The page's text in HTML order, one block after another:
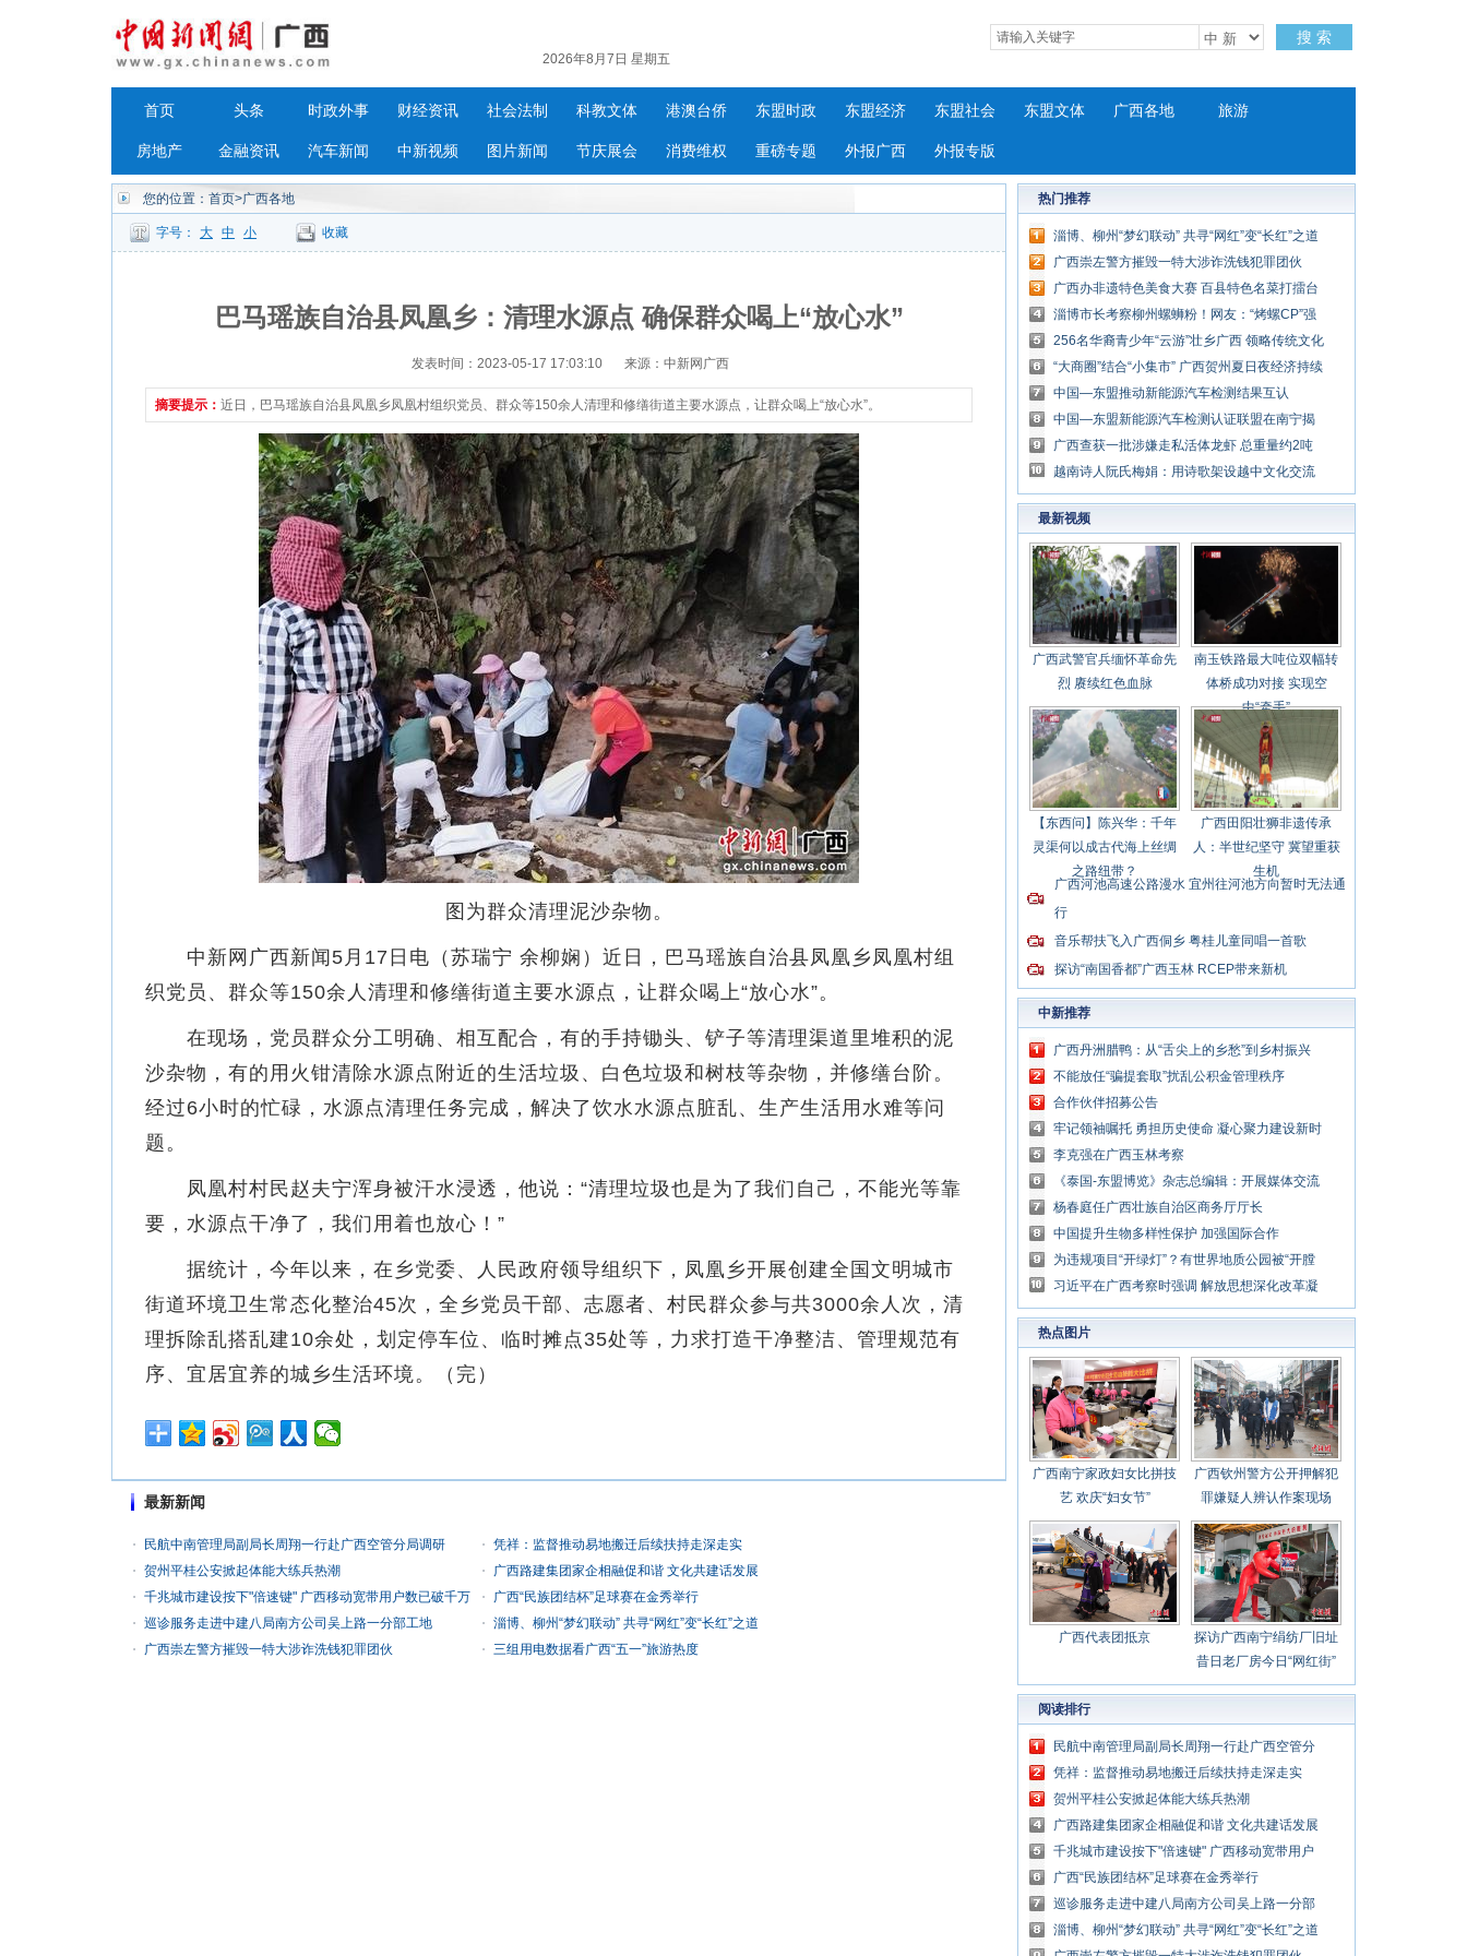
2026年8月7日 星期五
搜 索
首页 头条 时政外事 财经资讯 社会法制 科教文体 港澳台侨 东盟时政 东盟经济 东盟社会 东盟文体 广西各地 旅游
房地产 金融资讯 汽车新闻 中新视频 图片新闻 节庆展会 消费维权 重磅专题 外报广西 外报专版
您的位置： 首页>广西各地
字号： 大 中 小 收藏
巴马瑶族自治县凤凰乡：清理水源点 确保群众喝上“放心水”
发表时间：2023-05-17 17:03:10 来源：中新网广西
摘要提示： 近日，巴马瑶族自治县凤凰乡凤凰村组织党员、群众等150余人清理和修缮街道主要水源点，让群众喝上“放心水”。
图为群众清理泥沙杂物。
中新网广西新闻5月17日电（苏瑞宁 余柳娴）近日，巴马瑶族自治县凤凰乡凤凰村组
织党员、群众等150余人清理和修缮街道主要水源点，让群众喝上“放心水”。
在现场，党员群众分工明确、相互配合，有的手持锄头、铲子等清理渠道里堆积的泥
沙杂物，有的用火钳清除水源点附近的生活垃圾、白色垃圾和树枝等杂物，并修缮台阶。
经过6小时的忙碌，水源点清理任务完成，解决了饮水水源点脏乱、生产生活用水难等问
题。
凤凰村村民赵夫宁浑身被汗水浸透，他说：“清理垃圾也是为了我们自己，不能光等靠
要，水源点干净了，我们用着也放心！”
据统计，今年以来，在乡党委、人民政府领导组织下，凤凰乡开展创建全国文明城市
街道环境卫生常态化整治45次，全乡党员干部、志愿者、村民群众参与共3000余人次，清
理拆除乱搭乱建10余处，划定停车位、临时摊点35处等，力求打造干净整洁、管理规范有
序、宜居宜养的城乡生活环境。（完）
最新新闻
民航中南管理局副局长周翔一行赴广西空管分局调研
凭祥：监督推动易地搬迁后续扶持走深走实
贺州平桂公安掀起体能大练兵热潮
广西路建集团家企相融促和谐 文化共建话发展
千兆城市建设按下"倍速键" 广西移动宽带用户数已破千万
广西“民族团结杯”足球赛在金秀举行
巡诊服务走进中建八局南方公司吴上路一分部工地
淄博、柳州“梦幻联动” 共寻“网红”变“长红”之道
广西崇左警方摧毁一特大涉诈洗钱犯罪团伙
三组用电数据看广西“五一”旅游热度
热门推荐
淄博、柳州“梦幻联动” 共寻“网红”变“长红”之道
广西崇左警方摧毁一特大涉诈洗钱犯罪团伙
广西办非遗特色美食大赛 百县特色名菜打擂台
淄博市长考察柳州螺蛳粉！网友：“烤螺CP”强
势出圈
256名华裔青少年“云游”壮乡广西 领略传统文化
魅力
“大商圈”结合“小集市” 广西贺州夏日夜经济持续
升温
中国—东盟推动新能源汽车检测结果互认
中国—东盟新能源汽车检测认证联盟在南宁揭
牌成立
广西查获一批涉嫌走私活体龙虾 总重量约2吨
越南诗人阮氏梅娟：用诗歌架设越中文化交流
桥梁
最新视频
广西武警官兵缅怀革命先
烈 赓续红色血脉
南玉铁路最大吨位双幅转
体桥成功对接 实现空
中“牵手”
【东西问】陈兴华：千年
灵渠何以成古代海上丝绸
之路纽带？
广西田阳壮狮非遗传承
人：半世纪坚守 冀望重获
生机
广西河池高速公路漫水 宜州往河池方向暂时无法通
行
音乐帮扶飞入广西侗乡 粤桂儿童同唱一首歌
探访“南国香都”广西玉林 RCEP带来新机
中新推荐
广西丹洲腊鸭：从“舌尖上的乡愁”到乡村振兴
的“利器”
不能放任“骗提套取”扰乱公积金管理秩序
合作伙伴招募公告
牢记领袖嘱托 勇担历史使命 凝心聚力建设新时
代中国特色社会主义壮美广西
李克强在广西玉林考察
《泰国-东盟博览》杂志总编辑：开展媒体交流
讲好中国与东盟合作故事
杨春庭任广西壮族自治区商务厅厅长
中国提升生物多样性保护 加强国际合作
为违规项目“开绿灯”？有世界地质公园被“开膛
破肚”
习近平在广西考察时强调 解放思想深化改革凝
心聚力担当实干 建设新时代中国特色社会主义
壮美
热点图片
广西南宁家政妇女比拼技
艺 欢庆“妇女节”
广西钦州警方公开押解犯
罪嫌疑人辨认作案现场
广西代表团抵京
探访广西南宁绢纺厂旧址
昔日老厂房今日“网红街”
阅读排行
民航中南管理局副局长周翔一行赴广西空管分
局调研
凭祥：监督推动易地搬迁后续扶持走深走实
贺州平桂公安掀起体能大练兵热潮
广西路建集团家企相融促和谐 文化共建话发展
千兆城市建设按下"倍速键" 广西移动宽带用户
数已破千万
广西“民族团结杯”足球赛在金秀举行
巡诊服务走进中建八局南方公司吴上路一分部
工地
淄博、柳州“梦幻联动” 共寻“网红”变“长红”之道